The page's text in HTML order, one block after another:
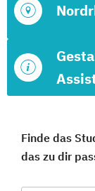
Finde das
das zu dir